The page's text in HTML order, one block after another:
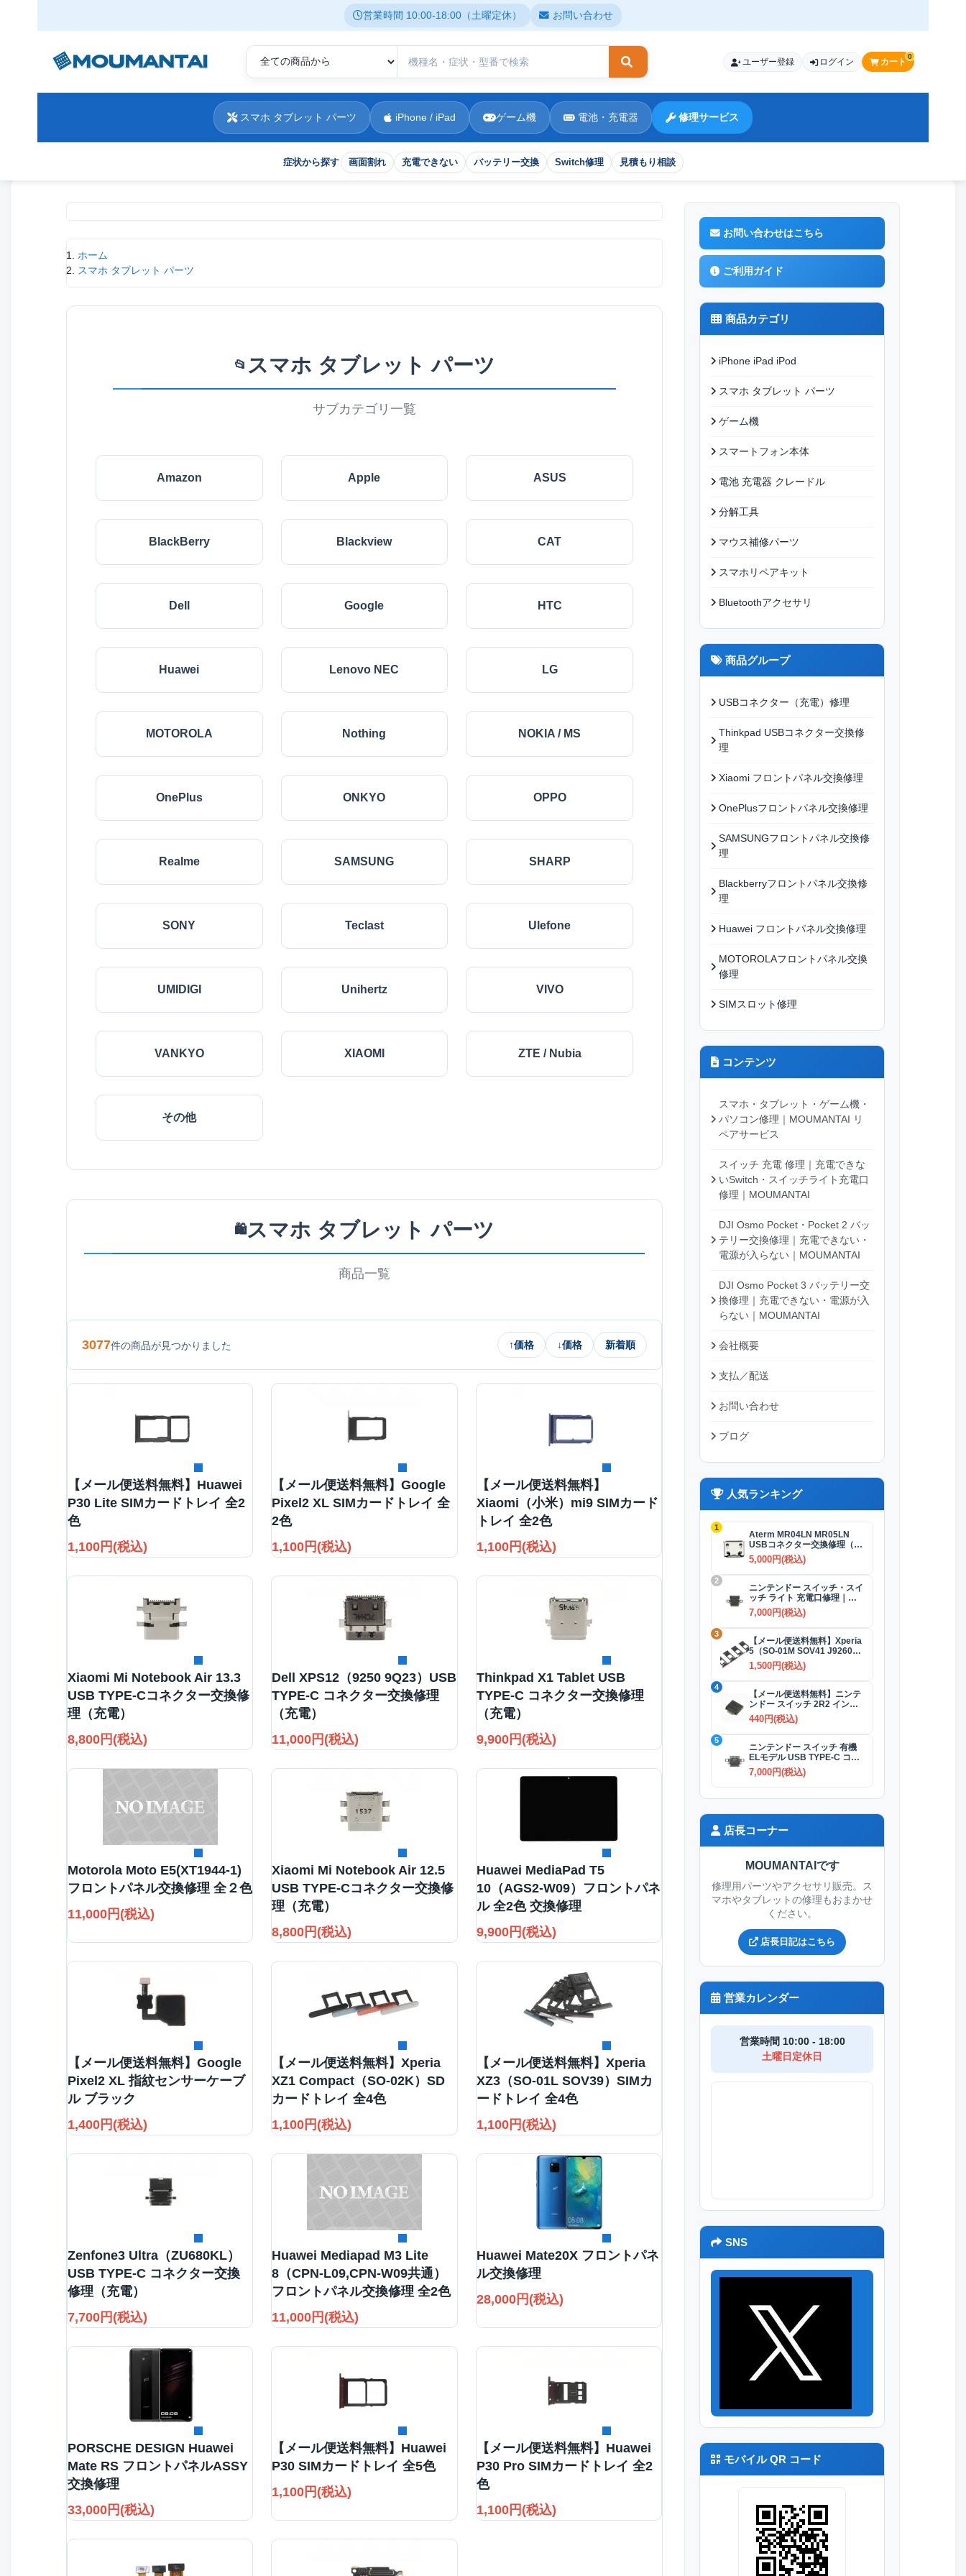
営業時間 10:00-18:00（土曜定休） お問い合わせ
検索
症状から探す 画面割れ 充電できない バッテリー交換 Switch修理 見積もり相談
ユーザー登録 ログイン カート
0
スマホ タブレット パーツ iPhone / iPad ゲーム機 電池・充電器 修理サービス
現在位置
ホーム
スマホ タブレット パーツ
📂 スマホ タブレット パーツ
サブカテゴリ一覧
Amazon Apple ASUS
BlackBerry Blackview CAT
Dell Google HTC
Huawei Lenovo NEC LG
MOTOROLA Nothing NOKIA / MS
OnePlus ONKYO OPPO
Realme SAMSUNG SHARP
SONY Teclast Ulefone
UMIDIGI Unihertz VIVO
VANKYO XIAOMI ZTE / Nubia
その他
🛍️スマホ タブレット パーツ
商品一覧
3077件の商品が見つかりました ↑価格 ↓価格 新着順
【メール便送料無料】Huawei
P30 Lite SIMカードトレイ 全2
色
1,100円(税込)
【メール便送料無料】Google
Pixel2 XL SIMカードトレイ 全
2色
1,100円(税込)
【メール便送料無料】
Xiaomi（小米）mi9 SIMカード
トレイ 全2色
1,100円(税込)
Xiaomi Mi Notebook Air 13.3
USB TYPE-Cコネクター交換修
理（充電）
8,800円(税込)
Dell XPS12（9250 9Q23）USB
TYPE-C コネクター交換修理
（充電）
11,000円(税込)
Thinkpad X1 Tablet USB
TYPE-C コネクター交換修理
（充電）
9,900円(税込)
Motorola Moto E5(XT1944-1)
フロントパネル交換修理 全２色
11,000円(税込)
Xiaomi Mi Notebook Air 12.5
USB TYPE-Cコネクター交換修
理（充電）
8,800円(税込)
Huawei MediaPad T5
10（AGS2-W09）フロントパネ
ル 全2色 交換修理
9,900円(税込)
【メール便送料無料】Google
Pixel2 XL 指紋センサーケーブ
ル ブラック
1,400円(税込)
【メール便送料無料】Xperia
XZ1 Compact（SO-02K）SD
カードトレイ 全4色
1,100円(税込)
【メール便送料無料】Xperia
XZ3（SO-01L SOV39）SIMカ
ードトレイ 全4色
1,100円(税込)
Zenfone3 Ultra（ZU680KL）
USB TYPE-C コネクター交換
修理（充電）
7,700円(税込)
Huawei Mediapad M3 Lite
8（CPN-L09,CPN-W09共通）
フロントパネル交換修理 全2色
11,000円(税込)
Huawei Mate20X フロントパネ
ル交換修理
28,000円(税込)
PORSCHE DESIGN Huawei
Mate RS フロントパネルASSY
交換修理
33,000円(税込)
【メール便送料無料】Huawei
P30 SIMカードトレイ 全5色
1,100円(税込)
【メール便送料無料】Huawei
P30 Pro SIMカードトレイ 全2
色
1,100円(税込)
お問い合わせはこちら
ご利用ガイド
商品カテゴリ
iPhone iPad iPod
スマホ タブレット パーツ
ゲーム機
スマートフォン本体
電池 充電器 クレードル
分解工具
マウス補修パーツ
スマホリペアキット
Bluetoothアクセサリ
商品グループ
USBコネクター（充電）修理
Thinkpad USBコネクター交換修
理
Xiaomi フロントパネル交換修理
OnePlusフロントパネル交換修理
SAMSUNGフロントパネル交換修
理
Blackberryフロントパネル交換修
理
Huawei フロントパネル交換修理
MOTOROLAフロントパネル交換
修理
SIMスロット修理
コンテンツ
スマホ・タブレット・ゲーム機・
パソコン修理｜MOUMANTAI リ
ペアサービス
スイッチ 充電 修理｜充電できな
いSwitch・スイッチライト充電口
修理｜MOUMANTAI
DJI Osmo Pocket・Pocket 2 バッ
テリー交換修理｜充電できない・
電源が入らない｜MOUMANTAI
DJI Osmo Pocket 3 バッテリー交
換修理｜充電できない・電源が入
らない｜MOUMANTAI
会社概要
支払／配送
お問い合わせ
ブログ
人気ランキング
1
Aterm MR04LN MR05LN
USBコネクター交換修理（充
電）
5,000円(税込)
2
ニンテンドー スイッチ・スイ
ッチ ライト 充電口修理｜
USB-Cコネクター 交換修理
7,000円(税込)
3
【メール便送料無料】Xperia
5（SO-01M SOV41 J9260）
SIMカードトレイ 全4色
1,500円(税込)
4
【メール便送料無料】ニンテ
ンドー スイッチ 2R2 インダ
クタ(コイル)
440円(税込)
5
ニンテンドー スイッチ 有機
ELモデル USB TYPE-C コネ
クター交換修理
7,000円(税込)
店長コーナー
MOUMANTAIです
修理用パーツやアクセサリ販売。ス
マホやタブレットの修理もおまかせ
ください。
店長日記はこちら
営業カレンダー
営業時間 10:00 - 18:00
土曜日定休日
SNS
モバイル QR コード